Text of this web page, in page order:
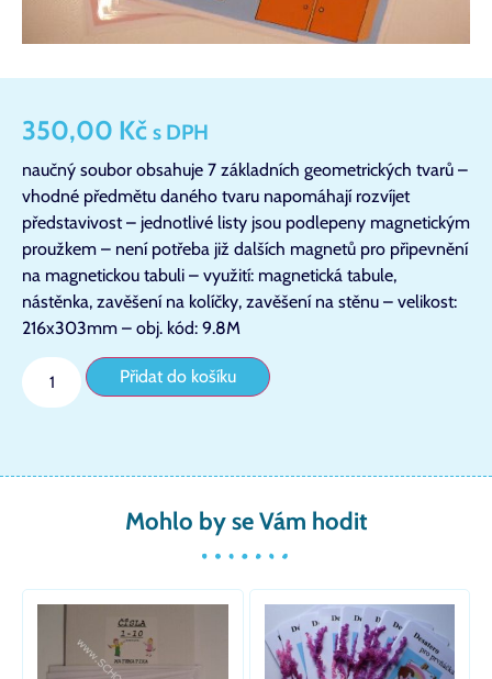
350,00 Kč s DPH
naučný soubor obsahuje 7 základních geometrických tvarů –
vhodné předmětu daného tvaru napomáhají rozvíjet
představivost – jednotlivé listy jsou podlepeny magnetickým
proužkem – není potřeba již dalších magnetů pro připevnění
na magnetickou tabuli – využití: magnetická tabule,
nástěnka, zavěšení na kolíčky, zavěšení na stěnu – velikost:
216x303mm – obj. kód: 9.8M
Přidat do košíku
Mohlo by se Vám hodit